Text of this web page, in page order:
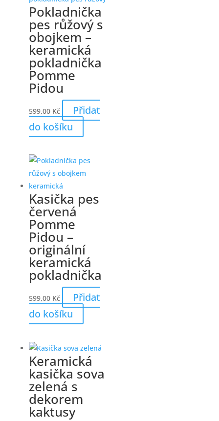
Pokladnička
pes růžový s
obojkem –
keramická
pokladnička
Pomme
Pidou
599,00 Kč
Přidat
do košíku
Kasička pes
červená
Pomme
Pidou –
originální
keramická
pokladnička
599,00 Kč
Přidat
do košíku
Keramická
kasička sova
zelená s
dekorem
kaktusy